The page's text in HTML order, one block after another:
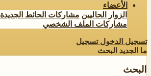
الأعضاء
الزوار الحاليين مشاركات الحائط الجديدة
مشاركات الملف الشخصي
تسجيل الدخول تسجيل
ما الجديد البحث
البحث